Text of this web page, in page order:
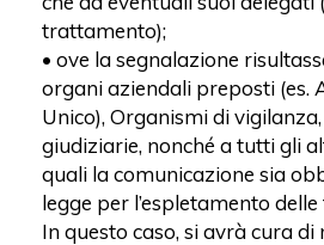
trattamento);
• ove la segnalazione
organi aziendali preposti (es.
Unico), Organismi di
giudiziarie, nonché a tutti gli
quali la comunicazione sia
legge per l’espletamento
In questo caso, si avrà cura